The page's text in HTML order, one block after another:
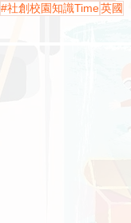
#社創校園知識Time英國